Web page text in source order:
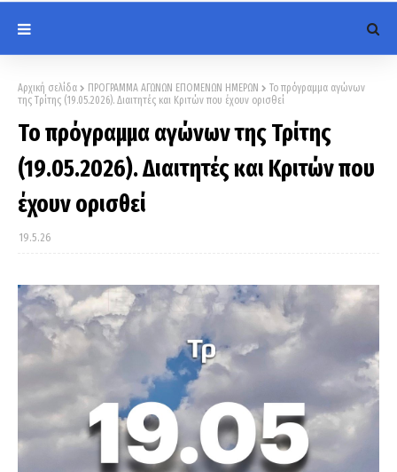
Αρχική σελίδα ΠΡΟΓΡΑΜΜΑ ΑΓΩΝΩΝ ΕΠΟΜΕΝΩΝ ΗΜΕΡΩΝ
Το πρόγραμμα αγώνων
της Τρίτης (19.05.2026). Διαιτητές και Κριτών που έχουν ορισθεί
Το πρόγραμμα αγώνων της Τρίτης
(19.05.2026). Διαιτητές και Κριτών που
έχουν ορισθεί
19.5.26